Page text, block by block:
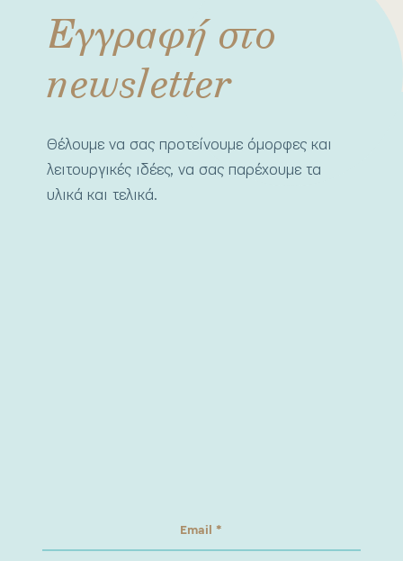
Εγγραφή στο
newsletter
Θέλουμε να σας προτείνουμε όμορφες και
λειτουργικές ιδέες, να σας παρέχουμε τα
υλικά και τελικά.